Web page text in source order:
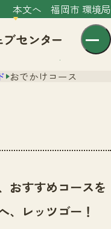
本文へ 福岡市 環境局
おでかけコース
おすすめコースを
、レッツゴー！